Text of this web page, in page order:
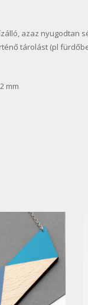
azaz nyugodtan
tárolást (pl
mm